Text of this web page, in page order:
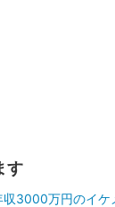
す
3000万円のイケ